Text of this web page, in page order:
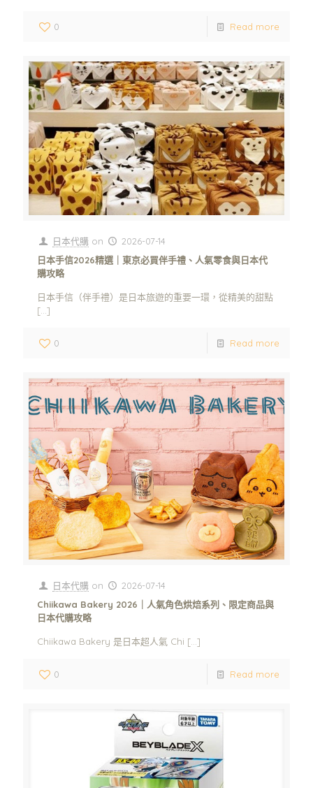
0 Read more
日本代購 on
2026-07-14
日本手信2026精選｜東京必買伴手禮、人氣零食與日本代
購攻略
日本手信（伴手禮）是日本旅遊的重要一環，從精美的甜點
[…]
0 Read more
日本代購 on
2026-07-14
Chiikawa Bakery 2026｜人氣角色烘焙系列、限定商品與
日本代購攻略
Chiikawa Bakery 是日本超人氣 Chi […]
0 Read more